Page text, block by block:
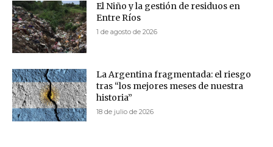
El Niño y la gestión de residuos en
Entre Ríos
1 de agosto de 2026
La Argentina fragmentada: el riesgo
tras “los mejores meses de nuestra
historia”
18 de julio de 2026